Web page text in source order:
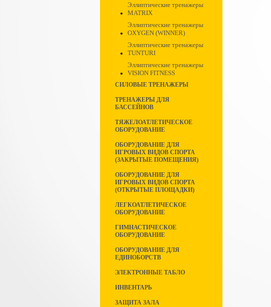
Эллиптические тренажеры
MATRIX
Эллиптические тренажеры
OXYGEN (WINNER)
Эллиптические тренажеры
TUNTURI
Эллиптические тренажеры
VISION FITNESS
СИЛОВЫЕ ТРЕНАЖЕРЫ
ТРЕНАЖЕРЫ ДЛЯ
БАССЕЙНОВ
ТЯЖЕЛОАТЛЕТИЧЕСКОЕ
ОБОРУДОВАНИЕ
ОБОРУДОВАНИЕ ДЛЯ
ИГРОВЫХ ВИДОВ СПОРТА
(ЗАКРЫТЫЕ ПОМЕЩЕНИЯ)
ОБОРУДОВАНИЕ ДЛЯ
ИГРОВЫХ ВИДОВ СПОРТА
(ОТКРЫТЫЕ ПЛОЩАДКИ)
ЛЕГКОАТЛЕТИЧЕСКОЕ
ОБОРУДОВАНИЕ
ГИМНАСТИЧЕСКОЕ
ОБОРУДОВАНИЕ
ОБОРУДОВАНИЕ ДЛЯ
ЕДИНОБОРСТВ
ЭЛЕКТРОННЫЕ ТАБЛО
ИНВЕНТАРЬ
ЗАЩИТА ЗАЛА